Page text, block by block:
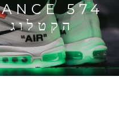
הקטלוג